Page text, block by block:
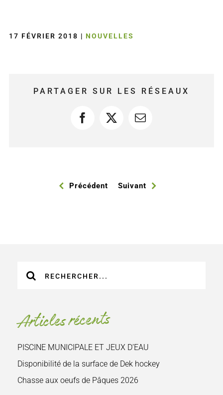
17 FÉVRIER 2018 | NOUVELLES
PARTAGER SUR LES RÉSEAUX
Facebook
X Courriel
Précédent Suivant
sur
Articles récents
PISCINE MUNICIPALE ET JEUX D’EAU
Disponibilité de la surface de Dek hockey
Chasse aux oeufs de Pâques 2026